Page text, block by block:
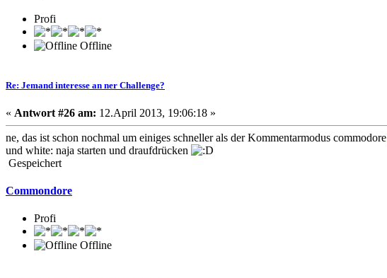
Profi
Offline
Re: Jemand interesse an ner Challenge?
« Antwort #26 am: 12.April 2013, 19:06:18 »
ne, das ist schon nochmal um einiges schneller als der Kommentarmodus commodore
und white: naja starten und draufdrücken
Gespeichert
Commondore
Profi
Offline